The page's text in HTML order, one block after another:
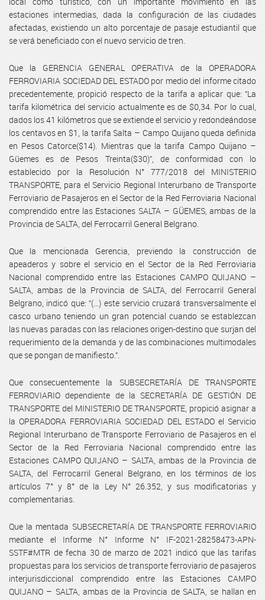
estaciones intermedias, dada la configuración de las ciudades
afectadas, existiendo un alto porcentaje de pasaje estudiantil que
se verá beneficiado con el nuevo servicio de tren.
Que la GERENCIA GENERAL OPERATIVA de la OPERADORA
FERROVIARIA SOCIEDAD DEL ESTADO por medio del informe citado
precedentemente, propició respecto de la tarifa a aplicar que: “La
tarifa kilométrica del servicio actualmente es de $0,34. Por lo cual,
dados los 41 kilómetros que se extiende el servicio y redondeándose
los centavos en $1, la tarifa Salta – Campo Quijano queda definida
en Pesos Catorce($14). Mientras que la tarifa Campo Quijano –
Güemes es de Pesos Treinta($30)”, de conformidad con lo
establecido por la Resolución N° 777/2018 del MINISTERIO
TRANSPORTE, para el Servicio Regional Interurbano de Transporte
Ferroviario de Pasajeros en el Sector de la Red Ferroviaria Nacional
comprendido entre las Estaciones SALTA – GÜEMES, ambas de la
Provincia de SALTA, del Ferrocarril General Belgrano.
Que la mencionada Gerencia, previendo la construcción de
apeaderos y sobre el servicio en el Sector de la Red Ferroviaria
Nacional comprendido entre las Estaciones CAMPO QUIJANO –
SALTA, ambas de la Provincia de SALTA, del Ferrocarril General
Belgrano, indicó que: “(…) este servicio cruzará transversalmente el
casco urbano teniendo un gran potencial cuando se establezcan
las nuevas paradas con las relaciones origen-destino que surjan del
requerimiento de la demanda y de las combinaciones multimodales
que se pongan de manifiesto.”.
Que consecuentemente la SUBSECRETARÍA DE TRANSPORTE
FERROVIARIO dependiente de la SECRETARÍA DE GESTIÓN DE
TRANSPORTE del MINISTERIO DE TRANSPORTE, propició asignar a
la OPERADORA FERROVIARIA SOCIEDAD DEL ESTADO el Servicio
Regional Interurbano de Transporte Ferroviario de Pasajeros en el
Sector de la Red Ferroviaria Nacional comprendido entre las
Estaciones CAMPO QUIJANO – SALTA, ambas de la Provincia de
SALTA, del Ferrocarril General Belgrano, en los términos de los
artículos 7° y 8° de la Ley N° 26.352, y sus modificatorias y
complementarias.
Que la mentada SUBSECRETARÍA DE TRANSPORTE FERROVIARIO
mediante el Informe N° Informe N° IF-2021-28258473-APN-
SSTF#MTR de fecha 30 de marzo de 2021 indicó que las tarifas
propuestas para los servicios de transporte ferroviario de pasajeros
interjurisdiccional comprendido entre las Estaciones CAMPO
QUIJANO – SALTA, ambas de la Provincia de SALTA, se hallan en